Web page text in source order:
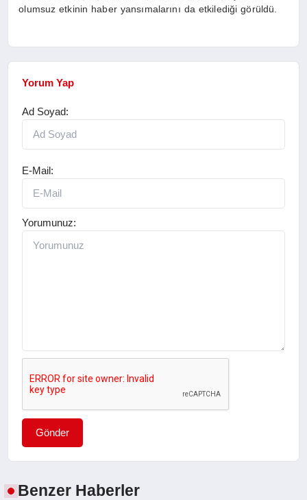
olumsuz etkinin haber yansımalarını da etkilediği görüldü.
Yorum Yap
Ad Soyad:
E-Mail:
Yorumunuz:
Gönder
Benzer Haberler